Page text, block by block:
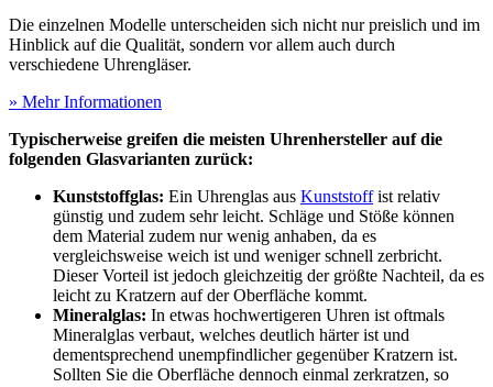
Die einzelnen Modelle unterscheiden sich nicht nur preislich und im
Hinblick auf die Qualität, sondern vor allem auch durch
verschiedene Uhrengläser.
» Mehr Informationen
Typischerweise greifen die meisten Uhrenhersteller auf die
folgenden Glasvarianten zurück:
Kunststoffglas: Ein Uhrenglas aus Kunststoffist relativ
günstig und zudem sehr leicht. Schläge und Stöße können
dem Material zudem nur wenig anhaben, da es
vergleichsweise weich ist und weniger schnell zerbricht.
Dieser Vorteil ist jedoch gleichzeitig der größte Nachteil, da es
leicht zu Kratzern auf der Oberfläche kommt.
Mineralglas: In etwas hochwertigeren Uhren ist oftmals
Mineralglas verbaut, welches deutlich härter ist und
dementsprechend unempfindlicher gegenüber Kratzern ist.
Sollten Sie die Oberfläche dennoch einmal zerkratzen, so